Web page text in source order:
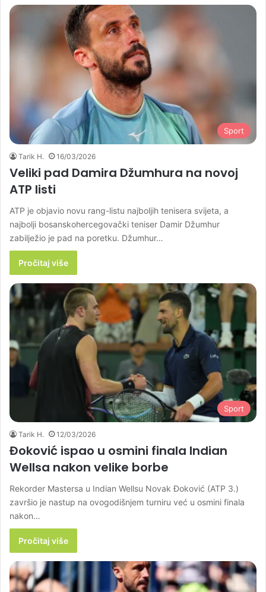
Sport
Tarik H. 16/03/2026
Veliki pad Damira Džumhura na novoj
ATP listi
ATP je objavio novu rang-listu najboljih tenisera svijeta, a
najbolji bosanskohercegovački teniser Damir Džumhur
zabilježio je pad na poretku. Džumhur…
Pročitaj više
Sport
Tarik H. 12/03/2026
Đoković ispao u osmini finala Indian
Wellsa nakon velike borbe
Rekorder Mastersa u Indian Wellsu Novak Đoković (ATP 3.)
završio je nastup na ovogodišnjem turniru već u osmini finala
nakon…
Pročitaj više